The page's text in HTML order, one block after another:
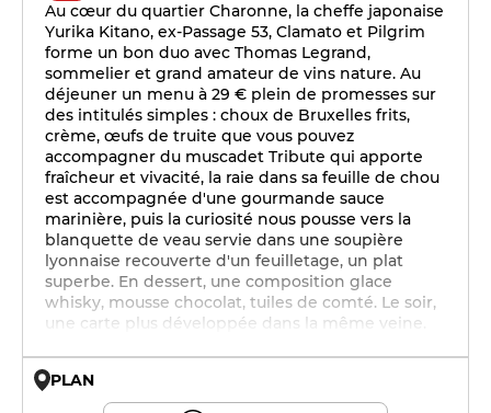
Au cœur du quartier Charonne, la cheffe japonaise
Yurika Kitano, ex-Passage 53, Clamato et Pilgrim
forme un bon duo avec Thomas Legrand,
sommelier et grand amateur de vins nature. Au
déjeuner un menu à 29 € plein de promesses sur
des intitulés simples : choux de Bruxelles frits,
crème, œufs de truite que vous pouvez
accompagner du muscadet Tribute qui apporte
fraîcheur et vivacité, la raie dans sa feuille de chou
est accompagnée d'une gourmande sauce
marinière, puis la curiosité nous pousse vers la
blanquette de veau servie dans une soupière
lyonnaise recouverte d'un feuilletage, un plat
superbe. En dessert, une composition glace
whisky, mousse chocolat, tuiles de comté. Le soir,
une carte plus développée dans la même veine.
PLAN